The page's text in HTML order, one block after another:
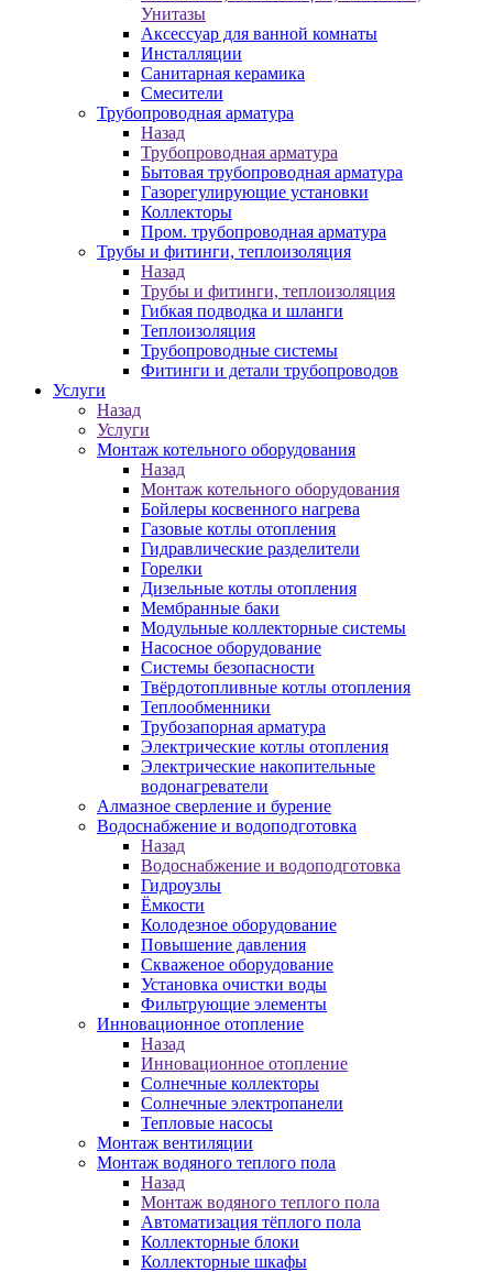
Унитазы
Аксессуар для ванной комнаты
Инсталляции
Санитарная керамика
Смесители
Трубопроводная арматура
Назад
Трубопроводная арматура
Бытовая трубопроводная арматура
Газорегулирующие установки
Коллекторы
Пром. трубопроводная арматура
Трубы и фитинги, теплоизоляция
Назад
Трубы и фитинги, теплоизоляция
Гибкая подводка и шланги
Теплоизоляция
Трубопроводные системы
Фитинги и детали трубопроводов
Услуги
Назад
Услуги
Монтаж котельного оборудования
Назад
Монтаж котельного оборудования
Бойлеры косвенного нагрева
Газовые котлы отопления
Гидравлические разделители
Горелки
Дизельные котлы отопления
Мембранные баки
Модульные коллекторные системы
Насосное оборудование
Системы безопасности
Твёрдотопливные котлы отопления
Теплообменники
Трубозапорная арматура
Электрические котлы отопления
Электрические накопительные
водонагреватели
Алмазное сверление и бурение
Водоснабжение и водоподготовка
Назад
Водоснабжение и водоподготовка
Гидроузлы
Ёмкости
Колодезное оборудование
Повышение давления
Скваженое оборудование
Установка очистки воды
Фильтрующие элементы
Инновационное отопление
Назад
Инновационное отопление
Солнечные коллекторы
Солнечные электропанели
Тепловые насосы
Монтаж вентиляции
Монтаж водяного теплого пола
Назад
Монтаж водяного теплого пола
Автоматизация тёплого пола
Коллекторные блоки
Коллекторные шкафы